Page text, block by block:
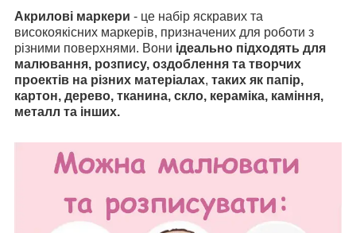
Акрилові маркери - це набір яскравих та
високоякісних маркерів, призначених для роботи з
різними поверхнями. Вони ідеально підходять для
малювання, розпису, оздоблення та творчих
проектів на різних матеріалах, таких як папір,
картон, дерево, тканина, скло, кераміка, каміння,
металл та інших.